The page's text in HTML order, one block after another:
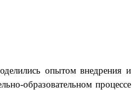
опытом внедрения и
образовательном процессе